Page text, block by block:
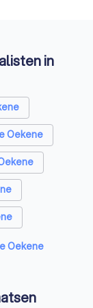
in
Oekene
Oekene